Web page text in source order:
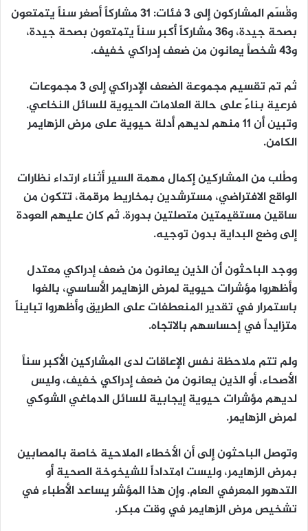
وقُسّم المشاركون إلى 3 فئات: 31 مشاركاً أصغر سناً يتمتعون
بصحة جيدة، و36 مشاركاً أكبر سناً يتمتعون بصحة جيدة،
و43 شخصاً يعانون من ضعف إدراكي خفيف.
ثم تم تقسيم مجموعة الضعف الإدراكي إلى 3 مجموعات
فرعية بناءً على حالة العلامات الحيوية للسائل النخاعي.
وتبين أن 11 منهم لديهم أدلة حيوية على مرض الزهايمر
الكامن.
وطُلب من المشاركين إكمال مهمة السير أثناء ارتداء نظارات
الواقع الافتراضي، مسترشدين بمخاريط مرقمة، تتكون من
ساقين مستقيمتين متصلتين بدورة. ثم كان عليهم العودة
إلى وضع البداية بدون توجيه.
ووجد الباحثون أن الذين يعانون من ضعف إدراكي معتدل
وأظهروا مؤشرات حيوية لمرض الزهايمر الأساسي، بالغوا
باستمرار في تقدير المنعطفات على الطريق وأظهروا تبايناً
متزايداً في إحساسهم بالاتجاه.
ولم تتم ملاحظة نفس الإعاقات لدى المشاركين الأكبر سناً
الأصحاء، أو الذين يعانون من ضعف إدراكي خفيف، وليس
لديهم مؤشرات حيوية إيجابية للسائل الدماغي الشوكي
لمرض الزهايمر.
وتوصل الباحثون إلى أن الأخطاء الملاحية خاصة بالمصابين
بمرض الزهايمر، وليست امتداداً للشيخوخة الصحية أو
التدهور المعرفي العام. وإن هذا المؤشر يساعد الأطباء في
تشخيص مرض الزهايمر في وقت مبكر.